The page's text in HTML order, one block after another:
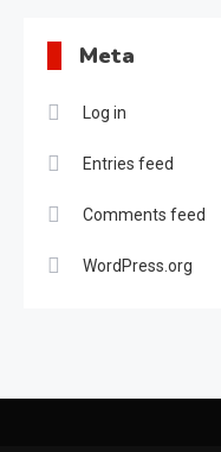
Meta
Log in
Entries feed
Comments feed
WordPress.org